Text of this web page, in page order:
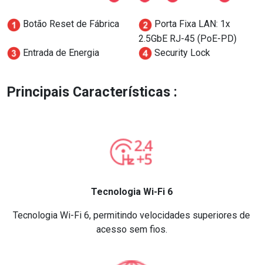
Botão Reset de Fábrica
Porta Fixa LAN: 1x
2.5GbE RJ-45 (PoE-PD)
Entrada de Energia
Security Lock
Principais Características :
Tecnologia Wi-Fi 6
Tecnologia Wi-Fi 6, permitindo velocidades superiores de
acesso sem fios.